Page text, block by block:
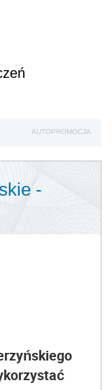
AUTOPROMOCJA
-